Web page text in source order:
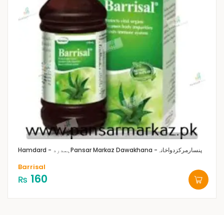
Hamdard - ہمدرد Pansar Markaz Dawakhana -پنسارمرکزدواخانہ
Barrisal
₨ 160